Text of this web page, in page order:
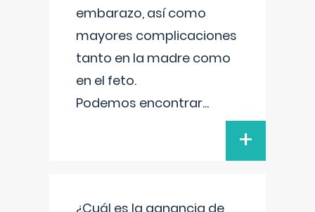
embarazo, así como
mayores complicaciones
tanto en la madre como
en el feto.
Podemos encontrar...
+
¿Cuál es la ganancia de